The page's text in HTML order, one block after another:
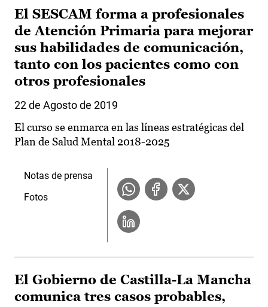
El SESCAM forma a profesionales
de Atención Primaria para mejorar
sus habilidades de comunicación,
tanto con los pacientes como con
otros profesionales
22 de Agosto de 2019
El curso se enmarca en las líneas estratégicas del
Plan de Salud Mental 2018-2025
Notas de prensa
Fotos
El Gobierno de Castilla-La Mancha
comunica tres casos probables,